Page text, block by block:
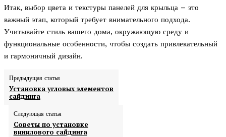
Итак, выбор цвета и текстуры панелей для крыльца – это
важный этап, который требует внимательного подхода.
Учитывайте стиль вашего дома, окружающую среду и
функциональные особенности, чтобы создать привлекательный
и гармоничный дизайн.
Предыдущая статья
Установка угловых элементов
сайдинга
Следующая статья
Советы по установке
винилового сайдинга